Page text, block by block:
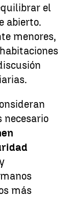
el
abierto.
menores,
necesario
más